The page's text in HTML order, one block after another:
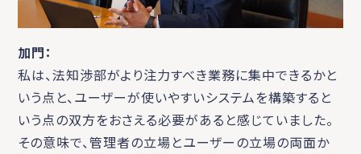
加門：
私は、法知渉部がより注力すべき業務に集中できるかと
いう点と、ユーザーが使いやすいシステムを構築すると
いう点の双方をおさえる必要があると感じていました。
その意味で、管理者の立場とユーザーの立場の両面か